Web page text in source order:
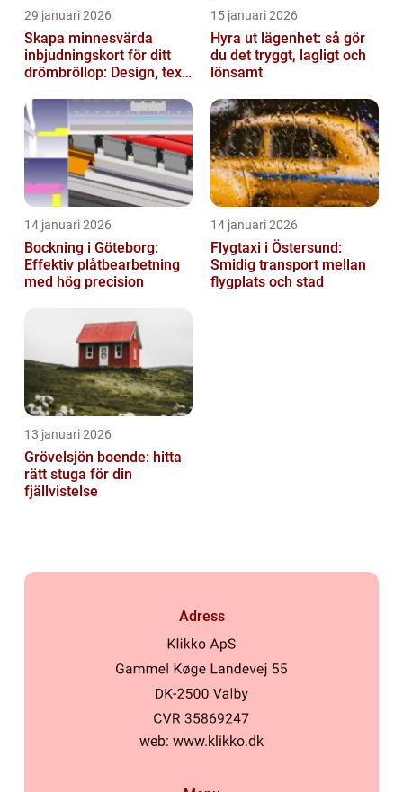
29 januari 2026
Skapa minnesvärda
inbjudningskort för ditt
drömbröllop: Design, text
15 januari 2026
Hyra ut lägenhet: så gör
du det tryggt, lagligt och
lönsamt
14 januari 2026
Bockning i Göteborg:
Effektiv plåtbearbetning
med hög precision
14 januari 2026
Flygtaxi i Östersund:
Smidig transport mellan
flygplats och stad
13 januari 2026
Grövelsjön boende: hitta
rätt stuga för din
fjällvistelse
Adress
web: www.klikko.dk